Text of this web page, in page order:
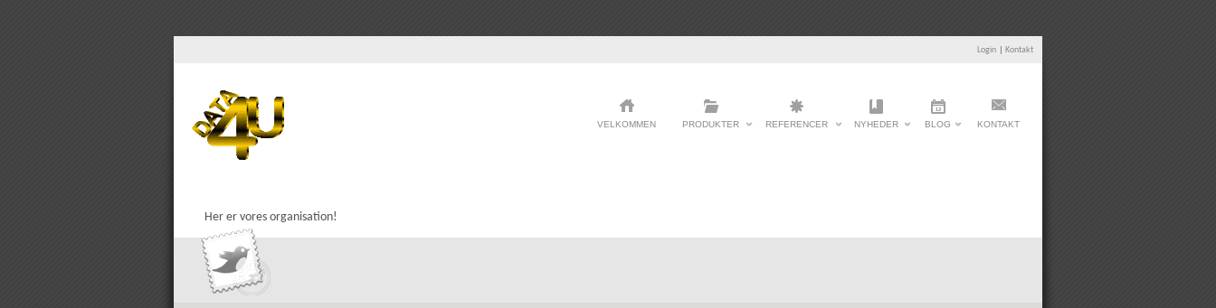
Login Kontakt
VELKOMMEN PRODUKTER REFERENCER NYHEDER BLOG KONTAKT
Her er vores organisation!